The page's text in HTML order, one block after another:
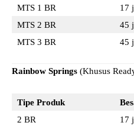
MTS 1 BR
17
MTS 2 BR
45
MTS 3 BR
45
Rainbow Springs (Khusus
Tipe Produk
2 BR
17